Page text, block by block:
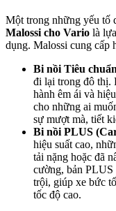
Một trong những yếu tố
Malossi cho Vario là
dụng. Malossi cung cấp
Bi nồi Tiêu
đi lại trong đô thị.
hành êm ái và
cho những ai
sự mượt mà, tiết
Bi nồi PLUS
hiệu suất cao,
tải nặng hoặc đã
cường, bản
trội, giúp xe bức
tốc độ cao.